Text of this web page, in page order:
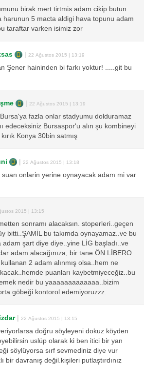
birak mert tirtmis adam cikip butun
harunun 5 macta aldigi hava topunu adam
taraftar varken isimiz zor
22 Ağustos 2015 | 13:19
Şener haininden bi farkı yoktur! .....git bu
22 Ağustos 2015 | 13:19
fazla onlar stadyumu dolduramaz
edeceksiniz Bursaspor'u alın şu kombineyi
Konya 30bin satmış
22 Ağustos 2015 | 13:18
suan onlarin yerine oynayacak adam mi var
2015 | 13:15
sonramı alacaksın. stoperleri..geçen
bitti..ŞAMİL bu takımda oynayamaz..ve bu
adam şart diye diye..yine LİG başladı..ve
adam alacağınıza, bir tane ÖN LİBERO
2 adam alınmış olsa..hem ne
puanları kaybetmiyeceğiz..bu
nedir bu yaaaaaaaaaaaaa..bizim
orta göbeği kontorol edemiyoruzzz.
| 22 Ağustos 2015 | 13:15
doğru söyleyeni dokuz köyden
uslüp olarak ki ben itici bir yan
söylüyorsa sırf sevmediniz diye vur
bir davranış değil.kişileri putlaştırdınız